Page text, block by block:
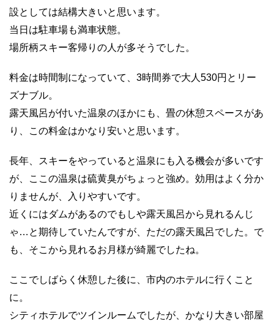
設としては結構大きいと思います。
当日は駐車場も満車状態。
場所柄スキー客帰りの人が多そうでした。
料金は時間制になっていて、3時間券で大人530円とリー
ズナブル。
露天風呂が付いた温泉のほかにも、畳の休憩スペースがあ
り、この料金はかなり安いと思います。
長年、スキーをやっていると温泉にも入る機会が多いです
が、ここの温泉は硫黄臭がちょっと強め。効用はよく分か
りませんが、入りやすいです。
近くにはダムがあるのでもしや露天風呂から見れるんじ
ゃ…と期待していたんですが、ただの露天風呂でした。で
も、そこから見れるお月様が綺麗でしたね。
ここでしばらく休憩した後に、市内のホテルに行くこと
に。
シティホテルでツインルームでしたが、かなり大きい部屋